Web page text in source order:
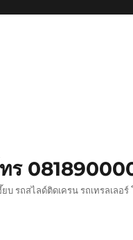
ร
บ รถสไลด์ติดเครน รถเทรลเล